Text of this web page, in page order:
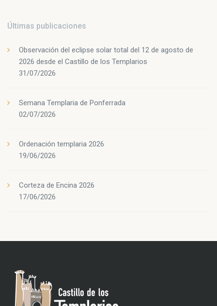
Últimas publicaciones
Observación del eclipse solar total del 12 de agosto de
2026 desde el Castillo de los Templarios
31/07/2026
Semana Templaria de Ponferrada
02/07/2026
Ordenación templaria 2026
19/06/2026
Corteza de Encina 2026
17/06/2026